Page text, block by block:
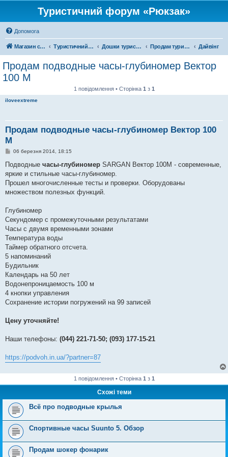
Туристичний форум «Рюкзак»
Допомога
Магазин спорядження Туристичний форум «Рюкзак» Дошки туристичних оголошень Продам туристичне спорядження Дайвінг
Продам подводные часы-глубиномер Вектор
100 М
1 повідомлення • Сторінка 1 з 1
iloveextreme
Продам подводные часы-глубиномер Вектор 100
М
П
в
д
о
л
н
я
06 березня 2014, 18:15
Подводные часы-глубиномер SARGAN Вектор 100М - современные,
яркие и стильные часы-глубиномер.
Прошел многочисленные тесты и проверки. Оборудованы
множеством полезных функций.
Глубиномер
Секундомер с промежуточными результатами
Часы с двумя временными зонами
Температура воды
Таймер обратного отсчета.
5 напоминаний
Будильник
Календарь на 50 лет
Водонепроницаемость 100 м
4 кнопки управления
Сохранение истории погружений на 99 записей
Цену уточняйте!
Наши телефоны: (044) 221-71-50; (093) 177-15-21
https://podvoh.in.ua/?partner=87
1 повідомлення • Сторінка 1 з 1
Схожі теми
Всё про подводные крылья
Спортивные часы Suunto 5. Обзор
Продам шокер фонарик